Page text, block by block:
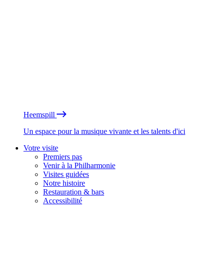
Heemspill
Un espace pour la musique vivante et les talents d'ici
Votre visite
Premiers pas
Venir à la Philharmonie
Visites guidées
Notre histoire
Restauration & bars
Accessibilité